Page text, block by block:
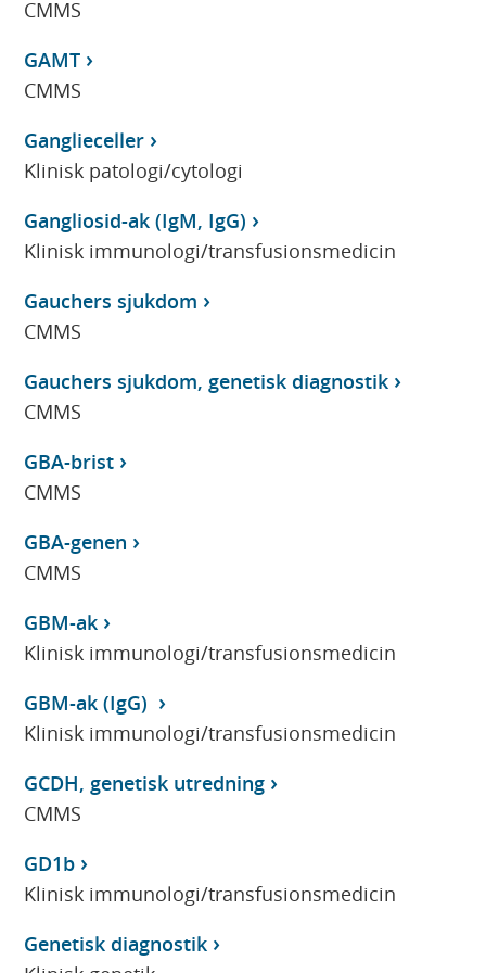
CMMS
GAMT
CMMS
Ganglieceller
Klinisk patologi/cytologi
Gangliosid-ak (IgM, IgG)
Klinisk immunologi/transfusionsmedicin
Gauchers sjukdom
CMMS
Gauchers sjukdom, genetisk diagnostik
CMMS
GBA-brist
CMMS
GBA-genen
CMMS
GBM-ak
Klinisk immunologi/transfusionsmedicin
GBM-ak (IgG)
Klinisk immunologi/transfusionsmedicin
GCDH, genetisk utredning
CMMS
GD1b
Klinisk immunologi/transfusionsmedicin
Genetisk diagnostik